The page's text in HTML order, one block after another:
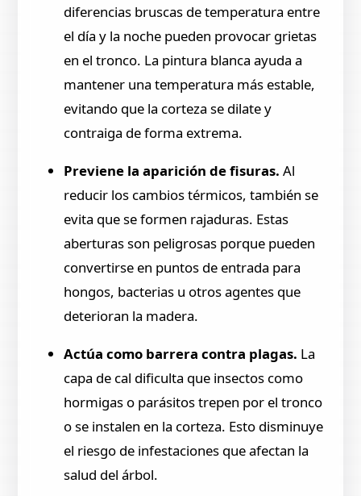
diferencias bruscas de temperatura entre
el día y la noche pueden provocar grietas
en el tronco. La pintura blanca ayuda a
mantener una temperatura más estable,
evitando que la corteza se dilate y
contraiga de forma extrema.
Previene la aparición de fisuras. Al
reducir los cambios térmicos, también se
evita que se formen rajaduras. Estas
aberturas son peligrosas porque pueden
convertirse en puntos de entrada para
hongos, bacterias u otros agentes que
deterioran la madera.
Actúa como barrera contra plagas. La
capa de cal dificulta que insectos como
hormigas o parásitos trepen por el tronco
o se instalen en la corteza. Esto disminuye
el riesgo de infestaciones que afectan la
salud del árbol.